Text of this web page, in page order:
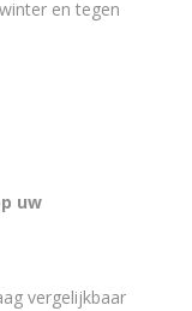
en tegen
uw
vergelijkbaar